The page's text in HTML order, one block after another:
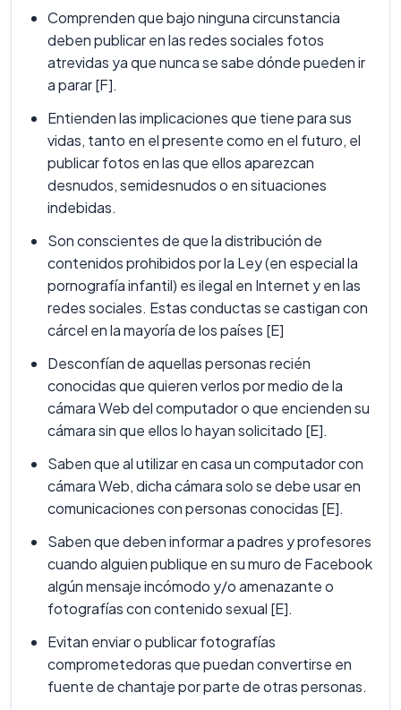
Comprenden que bajo ninguna circunstancia
deben publicar en las redes sociales fotos
atrevidas ya que nunca se sabe dónde pueden ir
a parar [F].
Entienden las implicaciones que tiene para sus
vidas, tanto en el presente como en el futuro, el
publicar fotos en las que ellos aparezcan
desnudos, semidesnudos o en situaciones
indebidas.
Son conscientes de que la distribución de
contenidos prohibidos por la Ley (en especial la
pornografía infantil) es ilegal en Internet y en las
redes sociales. Estas conductas se castigan con
cárcel en la mayoría de los países [E]
Desconfían de aquellas personas recién
conocidas que quieren verlos por medio de la
cámara Web del computador o que encienden su
cámara sin que ellos lo hayan solicitado [E].
Saben que al utilizar en casa un computador con
cámara Web, dicha cámara solo se debe usar en
comunicaciones con personas conocidas [E].
Saben que deben informar a padres y profesores
cuando alguien publique en su muro de Facebook
algún mensaje incómodo y/o amenazante o
fotografías con contenido sexual [E].
Evitan enviar o publicar fotografías
comprometedoras que puedan convertirse en
fuente de chantaje por parte de otras personas.